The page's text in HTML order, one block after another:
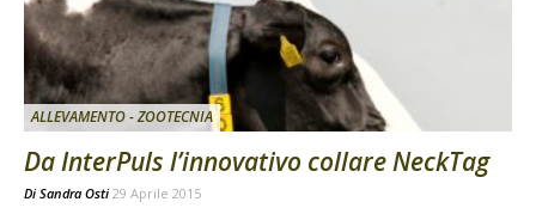
ALLEVAMENTO - ZOOTECNIA
Da InterPuls l’innovativo collare NeckTag
Di Sandra Osti 29 Aprile 2015